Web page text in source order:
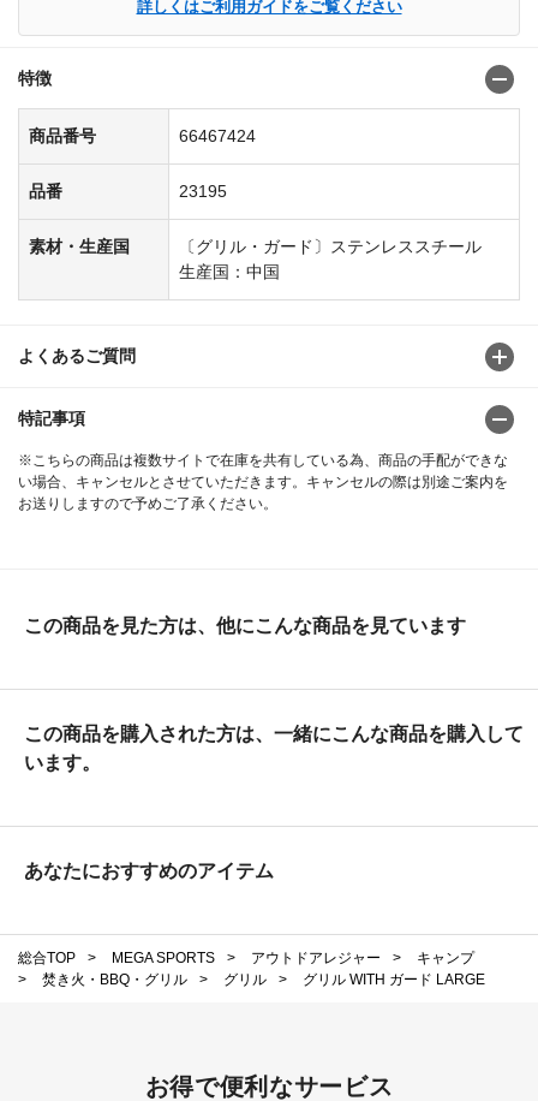
詳しくはご利用ガイドをご覧ください
特徴
商品番号 66467424
品番 23195
素材・生産国
〔グリル・ガード〕ステンレススチール
生産国：中国
よくあるご質問
特記事項
※こちらの商品は複数サイトで在庫を共有している為、商品の手配ができな
い場合、キャンセルとさせていただきます。キャンセルの際は別途ご案内を
お送りしますので予めご了承ください。
この商品を見た方は、他にこんな商品を見ています
この商品を購入された方は、一緒にこんな商品を購入して
います。
あなたにおすすめのアイテム
総合TOP > MEGA SPORTS > アウトドアレジャー >
キャンプ
>
焚き火・BBQ・グリル > グリル > グリル WITH ガード LARGE
お得で便利なサービス